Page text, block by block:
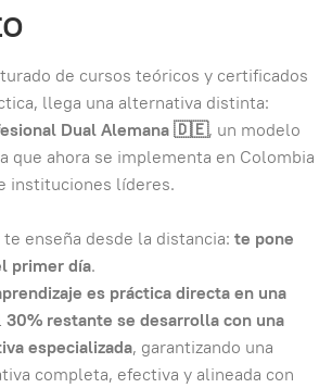
de cursos teóricos y certificados
llega una alternativa distinta:
Dual Alemana 🇩🇪, un modelo
que ahora se implementa en Colombia
instituciones líderes.
enseña desde la distancia: te pone
primer día.
es práctica directa en una
30% restante se desarrolla con una
especializada, garantizando una
completa, efectiva y alineada con